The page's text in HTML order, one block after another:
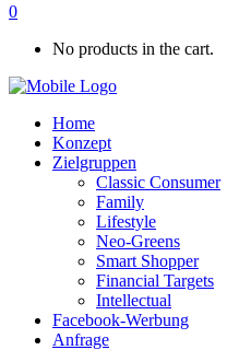
0
No products in the cart.
Home
Konzept
Zielgruppen
Classic Consumer
Family
Lifestyle
Neo-Greens
Smart Shopper
Financial Targets
Intellectual
Facebook-Werbung
Anfrage